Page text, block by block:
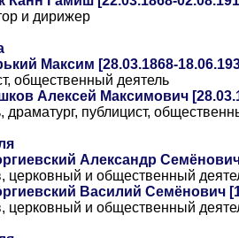
и дирижер
Максим [28.03.1868-
общественный деятель
Алексей Максимович
драматург, публицист,
Александр
церковный и общественный
Василий Семёнович
церковный и общественный